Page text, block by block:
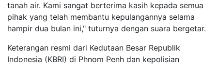
tanah air. Kami sangat berterima kasih kepada semua
pihak yang telah membantu kepulangannya selama
hampir dua bulan ini," tuturnya dengan suara bergetar.
Keterangan resmi dari Kedutaan Besar Republik
Indonesia (KBRI) di Phnom Penh dan kepolisian